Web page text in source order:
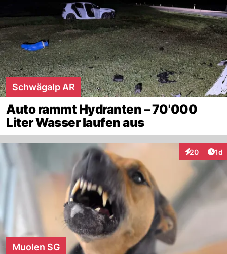
Schwägalp AR
Auto rammt Hydranten – 70'000
Liter Wasser laufen aus
20
Interaktionen
1d
Muolen SG